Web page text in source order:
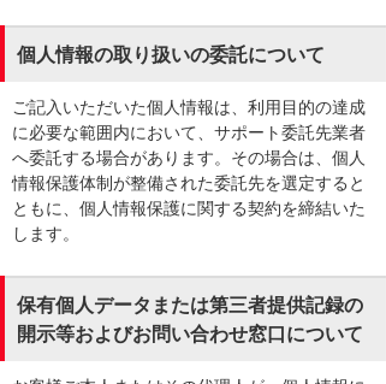
個人情報の取り扱いの委託について
ご記入いただいた個人情報は、利用目的の達成
に必要な範囲内において、サポート委託先業者
へ委託する場合があります。その場合は、個人
情報保護体制が整備された委託先を選定すると
ともに、個人情報保護に関する契約を締結いた
します。
保有個人データまたは第三者提供記録の
開示等およびお問い合わせ窓口について